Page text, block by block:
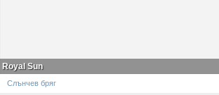
Royal Sun
Слънчев бряг